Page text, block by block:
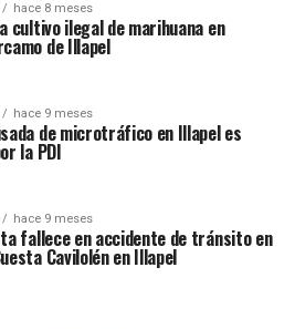
hace 8 meses
cultivo ilegal de marihuana en
de Illapel
hace 9 meses
de microtráfico en Illapel es
la PDI
hace 9 meses
fallece en accidente de tránsito en
Cavilolén en Illapel